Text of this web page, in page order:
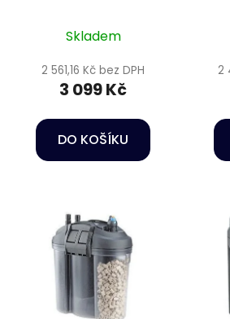
Skladem
2 561,16 Kč bez DPH
3 099 Kč
DO KOŠÍKU
2